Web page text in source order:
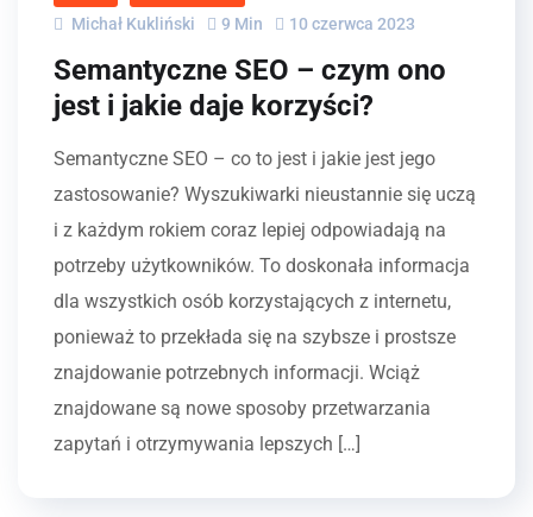
Michał Kukliński 9 Min 10 czerwca 2023
Semantyczne SEO – czym ono
jest i jakie daje korzyści?
Semantyczne SEO – co to jest i jakie jest jego
zastosowanie? Wyszukiwarki nieustannie się uczą
i z każdym rokiem coraz lepiej odpowiadają na
potrzeby użytkowników. To doskonała informacja
dla wszystkich osób korzystających z internetu,
ponieważ to przekłada się na szybsze i prostsze
znajdowanie potrzebnych informacji. Wciąż
znajdowane są nowe sposoby przetwarzania
zapytań i otrzymywania lepszych […]